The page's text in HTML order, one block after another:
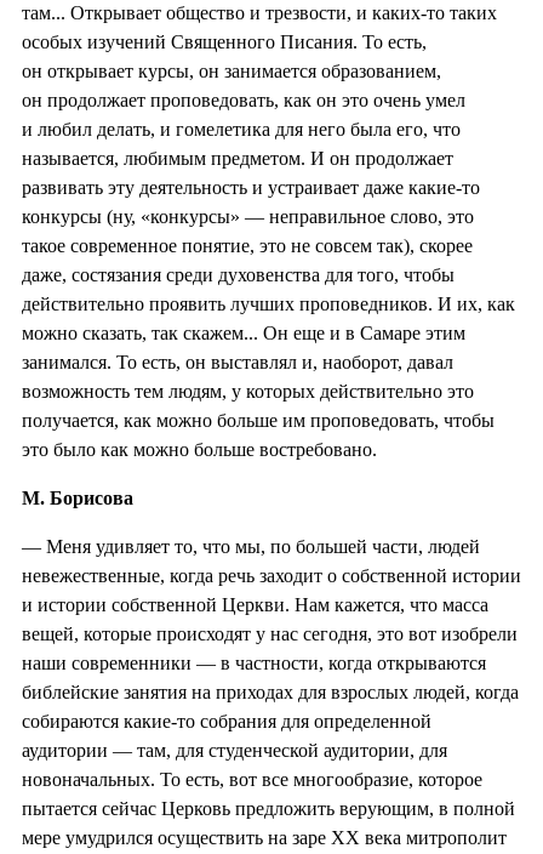
там... Открывает общество и трезвости, и каких-то таких
особых изучений Священного Писания. То есть,
он открывает курсы, он занимается образованием,
он продолжает проповедовать, как он это очень умел
и любил делать, и гомелетика для него была его, что
называется, любимым предметом. И он продолжает
развивать эту деятельность и устраивает даже какие-то
конкурсы (ну, «конкурсы» — неправильное слово, это
такое современное понятие, это не совсем так), скорее
даже, состязания среди духовенства для того, чтобы
действительно проявить лучших проповедников. И их, как
можно сказать, так скажем... Он еще и в Самаре этим
занимался. То есть, он выставлял и, наоборот, давал
возможность тем людям, у которых действительно это
получается, как можно больше им проповедовать, чтобы
это было как можно больше востребовано.
М. Борисова
— Меня удивляет то, что мы, по большей части, людей
невежественные, когда речь заходит о собственной истории
и истории собственной Церкви. Нам кажется, что масса
вещей, которые происходят у нас сегодня, это вот изобрели
наши современники — в частности, когда открываются
библейские занятия на приходах для взрослых людей, когда
собираются какие-то собрания для определенной
аудитории — там, для студенческой аудитории, для
новоначальных. То есть, вот все многообразие, которое
пытается сейчас Церковь предложить верующим, в полной
мере умудрился осуществить на заре ХХ века митрополит